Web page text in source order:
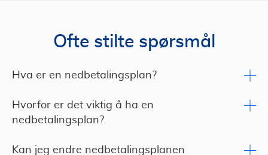
Ofte stilte spørsmål
Hva er en nedbetalingsplan?
Hvorfor er det viktig å ha en
nedbetalingsplan?
Kan jeg endre nedbetalingsplanen